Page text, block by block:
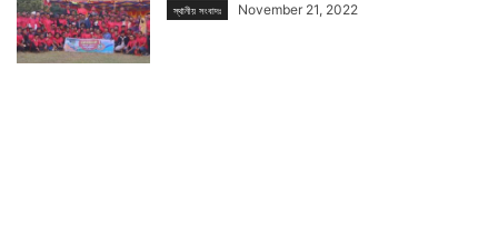
স্থানীয় সংবাদঃ November 21, 2022